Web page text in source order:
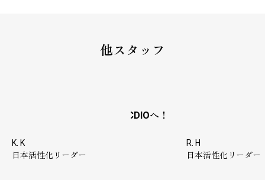
他スタッフ
新たな価値を生み出し続けるCDIOへ！
K. K
日本活性化リーダー
R. H
日本活性化リーダー